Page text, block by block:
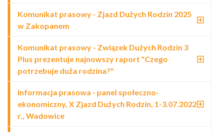
Komunikat prasowy - Zjazd Dużych Rodzin 2025
w Zakopanem
Komunikat prasowy - Związek Dużych Rodzin 3
Plus prezentuje najnowszy raport "Czego
potrzebuje duża rodzina?"
Informacja prasowa - panel społeczno-
ekonomiczny, X Zjazd Dużych Rodzin, 1-3.07.2022
r., Wadowice